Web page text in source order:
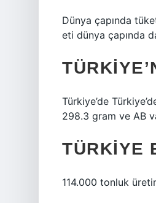
Dünya çapında
eti dünya çapında
Türkiye’de
298.3 gram ve AB
TÜRKIYE
114.000 tonluk